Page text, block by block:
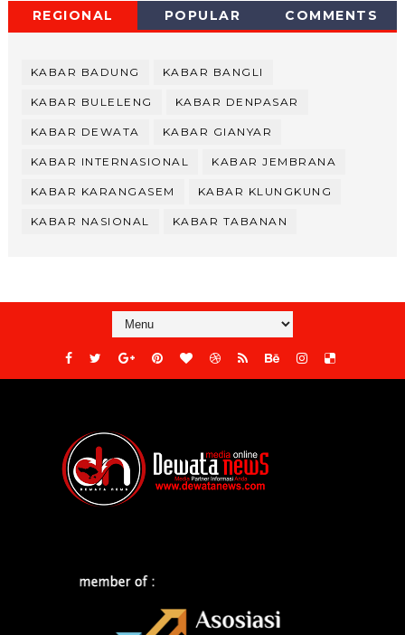
REGIONAL POPULAR COMMENTS
KABAR BADUNG KABAR BANGLI
KABAR BULELENG KABAR DENPASAR
KABAR DEWATA KABAR GIANYAR
KABAR INTERNASIONAL KABAR JEMBRANA
KABAR KARANGASEM KABAR KLUNGKUNG
KABAR NASIONAL KABAR TABANAN